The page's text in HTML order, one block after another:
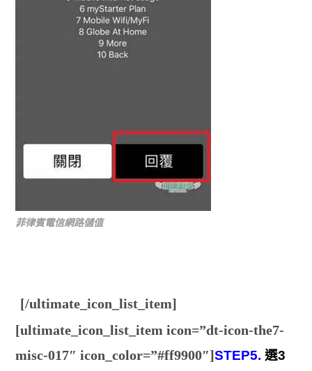
菲律賓電信網路儲值
[/ultimate_icon_list_item]
[ultimate_icon_list_item icon=”dt-icon-the7-
misc-017″ icon_color=”#ff9900″]STEP5. 選3